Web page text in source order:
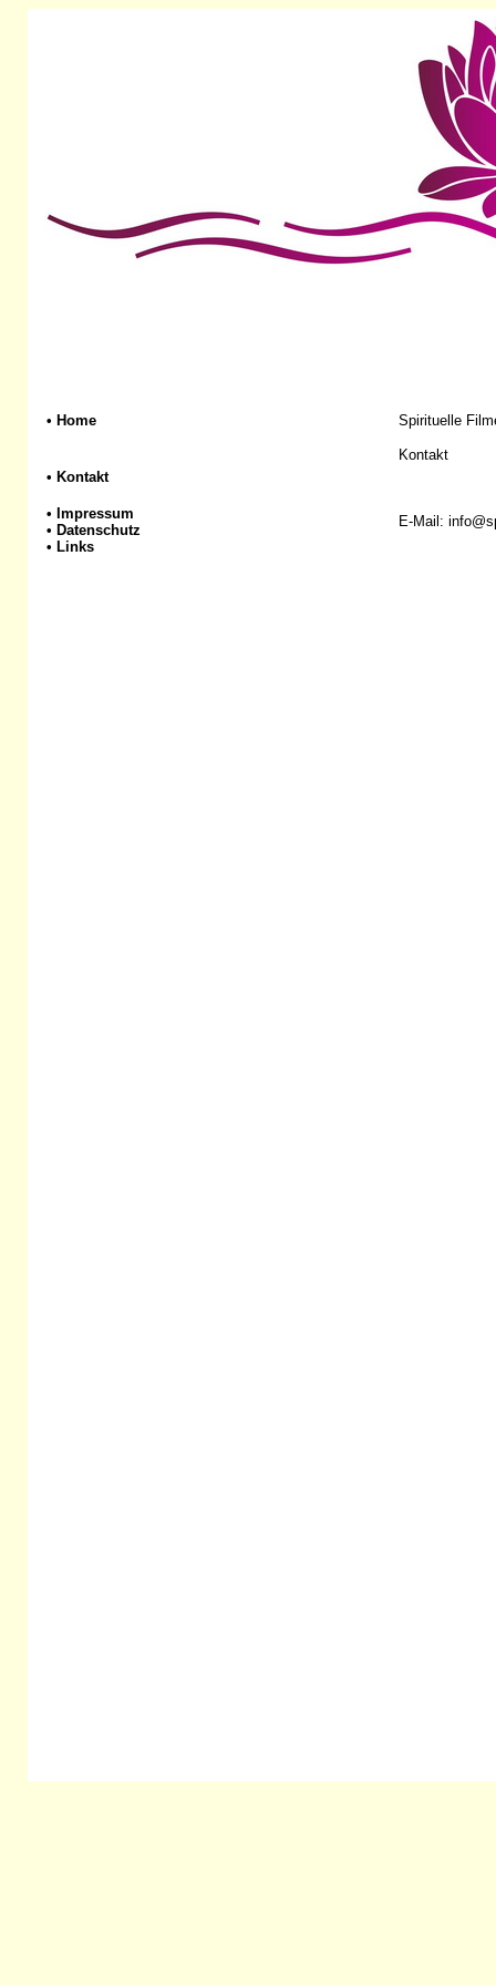
• Home
• Kontakt
• Impressum
• Datenschutz
• Links
Spirituelle
Kontakt
E-Mail: